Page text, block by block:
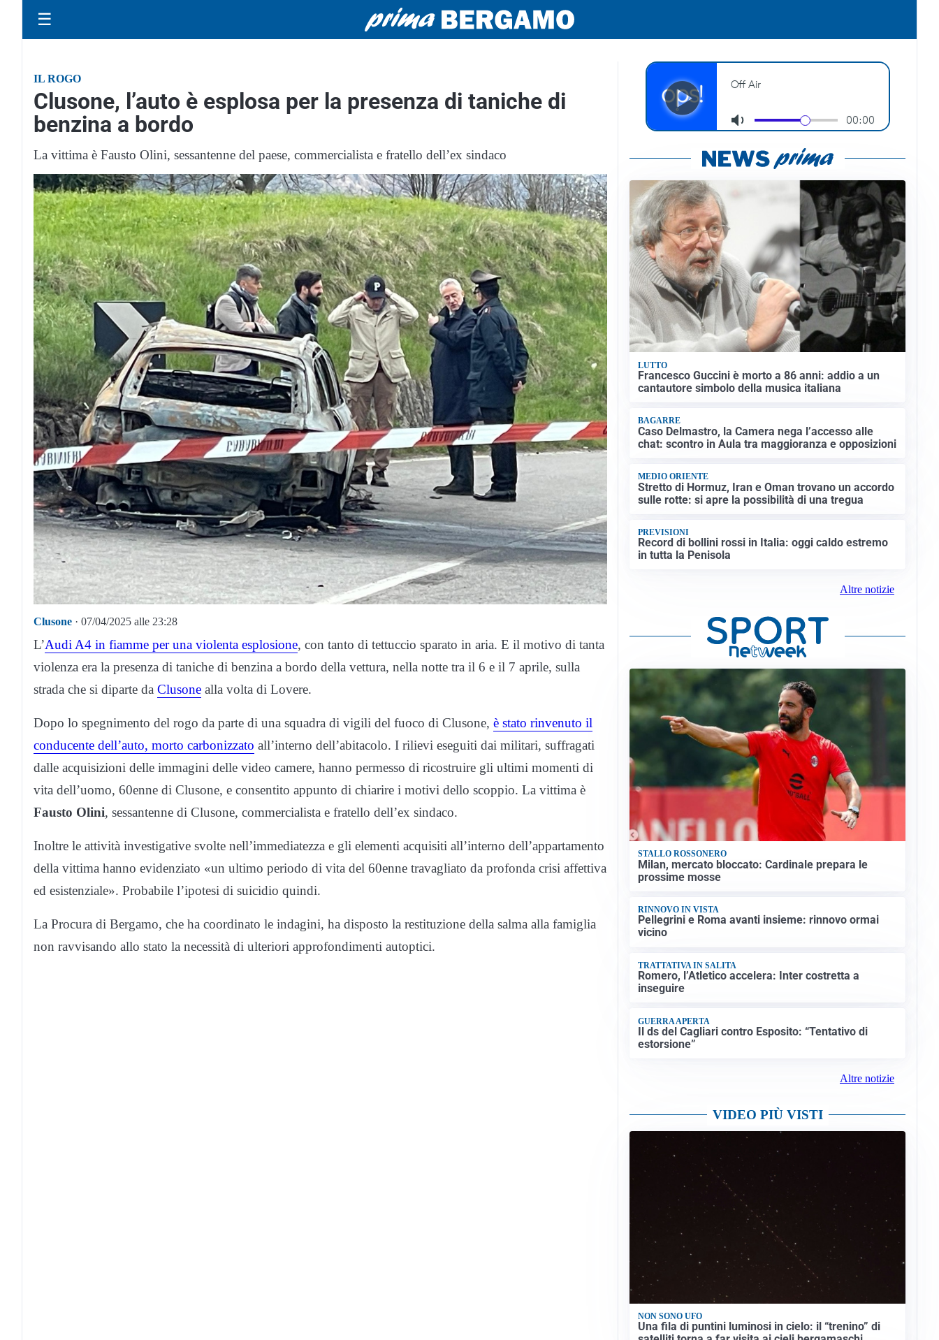
☰
IL ROGO
Clusone, l’auto è esplosa per la presenza di taniche di
benzina a bordo
La vittima è Fausto Olini, sessantenne del paese, commercialista e fratello dell’ex sindaco
Clusone · 07/04/2025 alle 23:28
L’Audi A4 in fiamme per una violenta esplosione, con tanto di tettuccio sparato in aria. E il motivo di tanta
violenza era la presenza di taniche di benzina a bordo della vettura, nella notte tra il 6 e il 7 aprile, sulla
strada che si diparte da Clusone alla volta di Lovere.
Dopo lo spegnimento del rogo da parte di una squadra di vigili del fuoco di Clusone, è stato rinvenuto il
conducente dell’auto, morto carbonizzato all’interno dell’abitacolo. I rilievi eseguiti dai militari, suffragati
dalle acquisizioni delle immagini delle video camere, hanno permesso di ricostruire gli ultimi momenti di
vita dell’uomo, 60enne di Clusone, e consentito appunto di chiarire i motivi dello scoppio. La vittima è
Fausto Olini, sessantenne di Clusone, commercialista e fratello dell’ex sindaco.
Inoltre le attività investigative svolte nell’immediatezza e gli elementi acquisiti all’interno dell’appartamento
della vittima hanno evidenziato «un ultimo periodo di vita del 60enne travagliato da profonda crisi affettiva
ed esistenziale». Probabile l’ipotesi di suicidio quindi.
La Procura di Bergamo, che ha coordinato le indagini, ha disposto la restituzione della salma alla famiglia
non ravvisando allo stato la necessità di ulteriori approfondimenti autoptici.
LUTTO
Francesco Guccini è morto a 86 anni: addio a un
cantautore simbolo della musica italiana
BAGARRE
Caso Delmastro, la Camera nega l’accesso alle
chat: scontro in Aula tra maggioranza e opposizioni
MEDIO ORIENTE
Stretto di Hormuz, Iran e Oman trovano un accordo
sulle rotte: si apre la possibilità di una tregua
PREVISIONI
Record di bollini rossi in Italia: oggi caldo estremo
in tutta la Penisola
Altre notizie
STALLO ROSSONERO
Milan, mercato bloccato: Cardinale prepara le
prossime mosse
RINNOVO IN VISTA
Pellegrini e Roma avanti insieme: rinnovo ormai
vicino
TRATTATIVA IN SALITA
Romero, l’Atletico accelera: Inter costretta a
inseguire
GUERRA APERTA
Il ds del Cagliari contro Esposito: “Tentativo di
estorsione”
Altre notizie
VIDEO PIÙ VISTI
NON SONO UFO
Una fila di puntini luminosi in cielo: il “trenino” di